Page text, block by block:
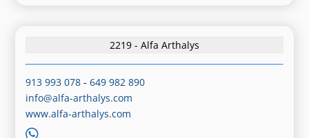
2219 - Alfa Arthalys
913 993 078 -649 982 890
info@alfa-arthalys.com
www.alfa-arthalys.com